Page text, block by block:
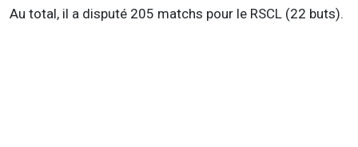
Au total, il a disputé 205 matchs pour le RSCL (22 buts).